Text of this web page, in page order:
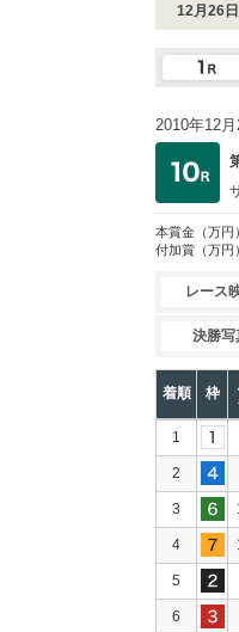
12月26日
2010年12
本賞金 （万円）
付加賞 （万円）
レース
決勝写
着順 枠
1
2
3
4
5
6